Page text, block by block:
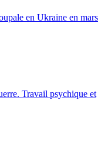
en Ukraine en mars
Travail psychique et